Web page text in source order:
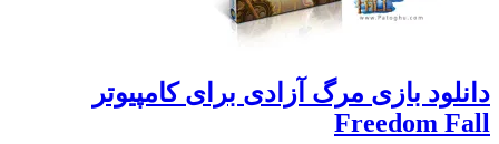
دانلود بازی مرگ آزادی برای کامپیوتر
Freedom Fall